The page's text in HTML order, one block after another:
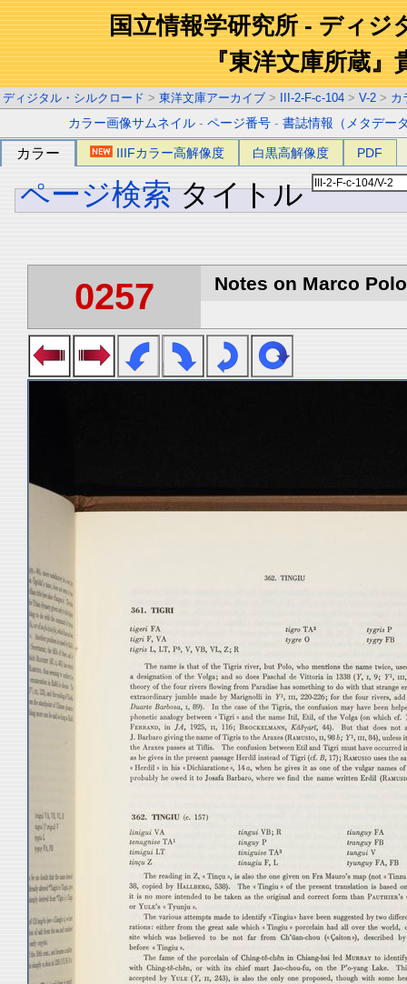
国立情報学研究所 - ディジ
『東洋文庫所蔵』
ディジタル・シルクロード > 東洋文庫アーカイブ > III-2-F-c-104 > V-2 > カ
カラー画像サムネイル -ページ番号 -書誌情報（メタデー
カラー IIIFカラー高解像度 白黒高解像度 PDF
ページ検索 タイトル
0257 Notes on Marco